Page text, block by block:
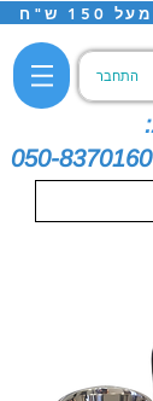
ש"ח
התחבר
050-8370160